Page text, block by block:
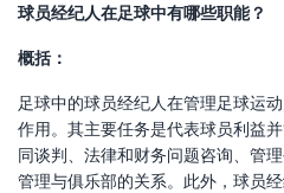
球员经纪人在足球中有哪些职能？
概括：
足球中的球员经纪人在管理足球运
作用。其主要任务是代表球员利益
同谈判、法律和财务问题咨询、管
管理与俱乐部的关系。此外，球员